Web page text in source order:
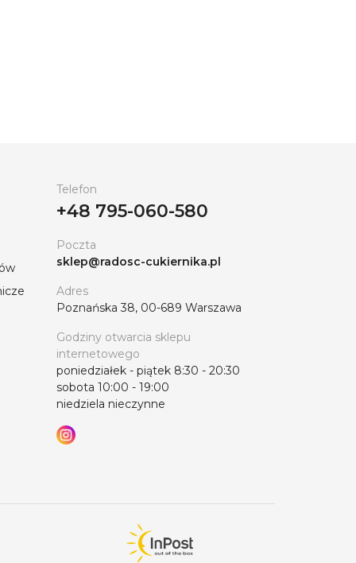
Telefon
+48 795-060-580
Poczta
sklep@radosc-cukiernika.pl
Adres
Poznańska 38, 00-689 Warszawa
Godziny otwarcia sklepu
internetowego
poniedziałek - piątek 8:30 - 20:30
sobota 10:00 - 19:00
niedziela nieczynne